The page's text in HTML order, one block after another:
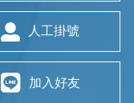
人工掛號
加入好友